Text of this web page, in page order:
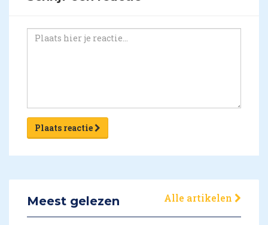
Plaats reactie
Meest gelezen Alle artikelen